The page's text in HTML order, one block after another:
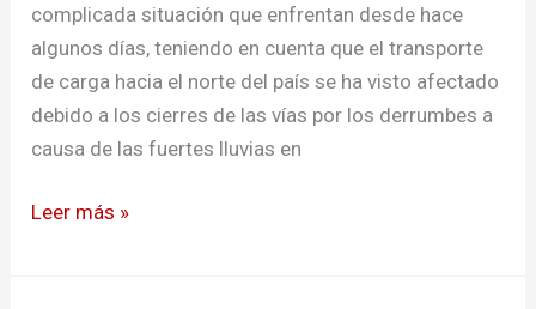
complicada situación que enfrentan desde hace
algunos días, teniendo en cuenta que el transporte
de carga hacia el norte del país se ha visto afectado
debido a los cierres de las vías por los derrumbes a
causa de las fuertes lluvias en
cierres
viales
Leer más »